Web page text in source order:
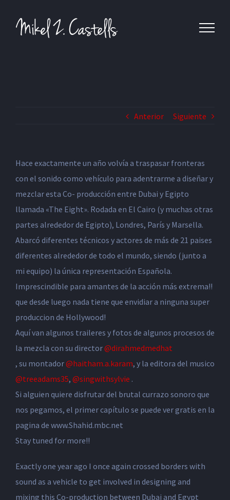
Anterior Siguiente
Hace exactamente un año volvía a traspasar fronteras
con el sonido como vehículo para adentrarme a diseñar y
mezclar esta Co- producción entre Dubai y Egipto
llamada «The Eight». Rodada en El Cairo (y muchas otras
partes alrededor de Egipto), Londres, París y Marsella.
Abarcó diferentes técnicos y actores de más de 21 paises
diferentes alrededor de todo el mundo, siendo (junto a
mi equipo) la única representación Española.
Imprescindible para amantes de la acción más extrema!!
que desde luego nada tiene que envidiar a ninguna super
produccion de Hollywood!
Aquí van algunos traileres y fotos de algunos procesos de
la mezcla con su director@dirahmedmedhat
, su montador@haitham.a.karam, y la editora del musico
@treeadams35, @singwithsylvie .
Si alguien quiere disfrutar del brutal currazo sonoro que
nos pegamos, el primer capítulo se puede ver gratis en la
pagina de www.Shahid.mbc.net
Stay tuned for more!!
Exactly one year ago I once again crossed borders with
sound as a vehicle to get involved in designing and
mixing this Co-production between Dubai and Egypt